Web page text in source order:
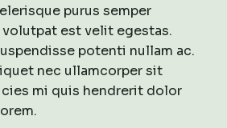
purus semper
est velit egestas.
potenti nullam ac.
nec ullamcorper sit
mi quis hendrerit dolor